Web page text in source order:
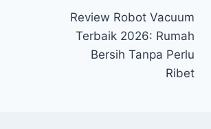
Review Robot Vacuum
Terbaik 2026: Rumah
Bersih Tanpa Perlu
Ribet